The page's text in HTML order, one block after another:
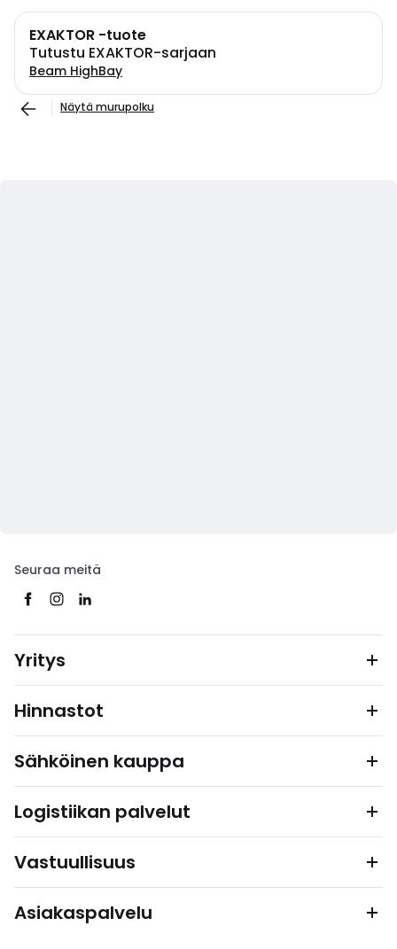
EXAKTOR -tuote
Tutustu EXAKTOR-sarjaan
Beam HighBay
Näytä murupolku
Seuraa meitä
Yritys
Hinnastot
Sähköinen kauppa
Logistiikan palvelut
Vastuullisuus
Asiakaspalvelu